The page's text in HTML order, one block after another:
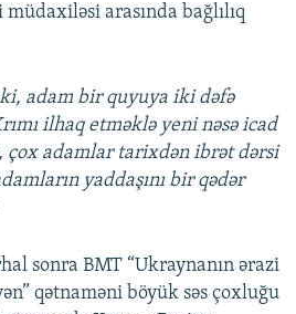
arasında bağlılıq
ki, adam bir quyuya iki dəfə
ilhaq etməklə yeni nəsə icad
çox adamlar tarixdən ibrət dərsi
yaddaşını bir qədər
sonra BMT “Ukraynanın ərazi
qətnaməni böyük səs çoxluğu